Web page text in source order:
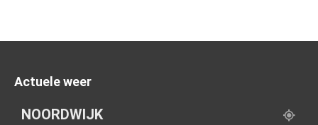
Actuele weer
NOORDWIJK